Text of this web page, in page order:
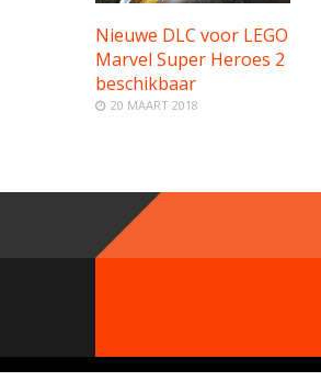
Nieuwe DLC voor LEGO
Marvel Super Heroes 2
beschikbaar
20 MAART 2018